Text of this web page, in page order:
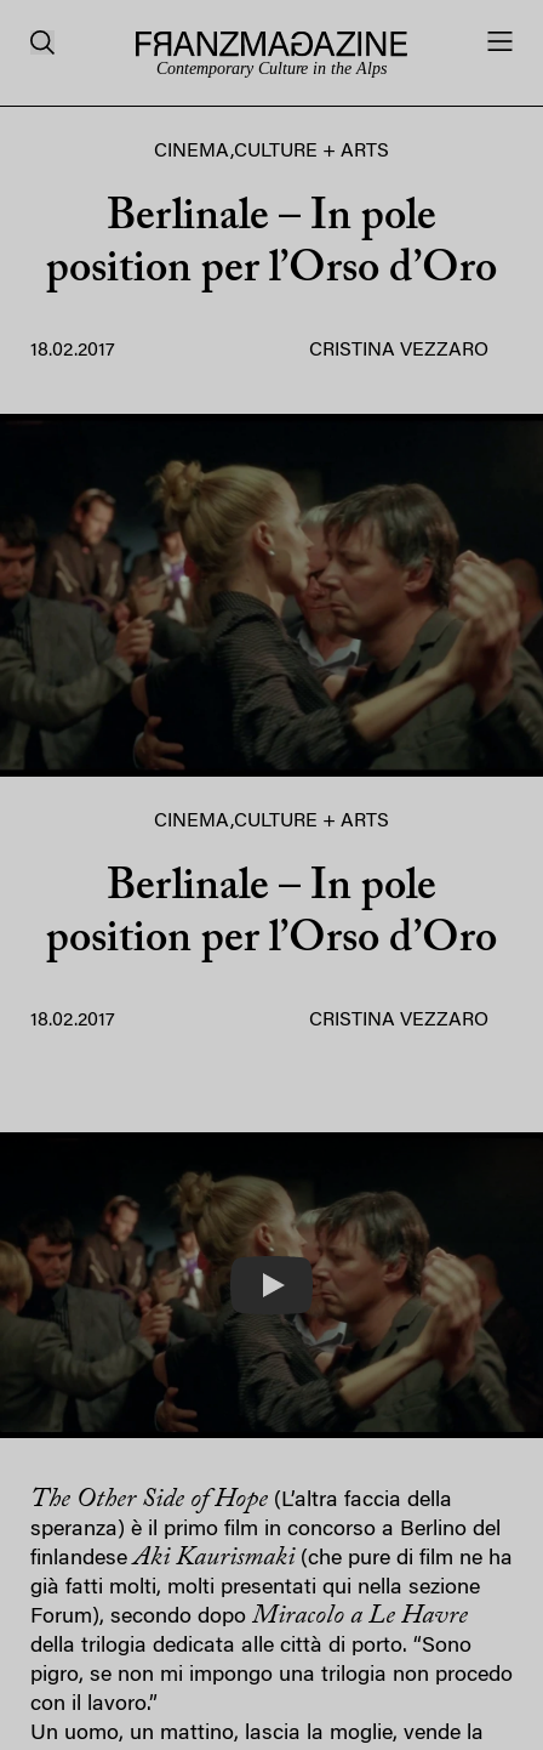
Contemporary Culture in the Alps
CINEMA,CULTURE + ARTS
Berlinale – In pole
position per l’Orso d’Oro
18.02.2017 CRISTINA VEZZARO
CINEMA,CULTURE + ARTS
Berlinale – In pole
position per l’Orso d’Oro
18.02.2017 CRISTINA VEZZARO
The Other Side of Hope (L’altra faccia della
speranza) è il primo film in concorso a Berlino del
finlandeseAki Kaurismaki (che pure di film ne ha
già fatti molti, molti presentati qui nella sezione
Forum), secondo dopo Miracolo a Le Havre
della trilogia dedicata alle città di porto. “Sono
pigro, se non mi impongo una trilogia non procedo
con il lavoro.”
Un uomo, un mattino, lascia la moglie, vende la